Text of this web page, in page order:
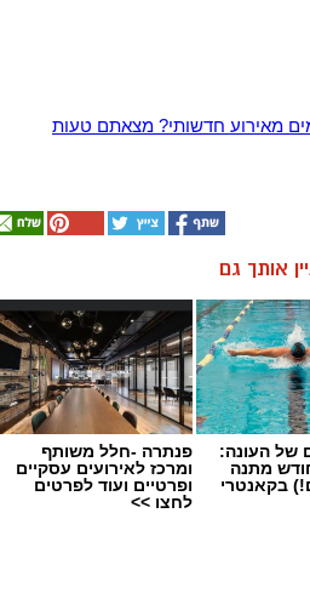
מאירוע חדשותי? מצאתם טעות
אותך גם
של העונה:
מתנה
בקאנטרי
פנתרה -חלל משותף
ומרכז לאירועים עסקיים
ופרטיים ועוד לפרטים
לחצו >>